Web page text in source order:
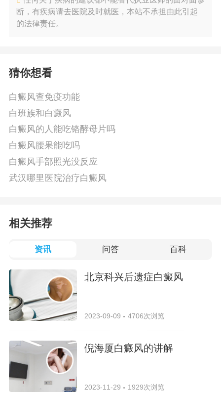
断，有疾病请去医院及时就医，本站不承担由此引起
的法律责任。
猜你想看
白癜风查免疫功能
白班族和白癜风
白癜风的人能吃铬酵母片吗
白癜风腰果能吃吗
白癜风手部照光没反应
武汉哪里医院治疗白癜风
相关推荐
资讯 问答 百科
北京科兴后遗症白癜风
2023-09-09 4706次浏览
倪海厦白癜风的讲解
2023-11-29 1929次浏览